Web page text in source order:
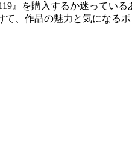
』を購入するか迷ってい
、作品の魅力と気になる